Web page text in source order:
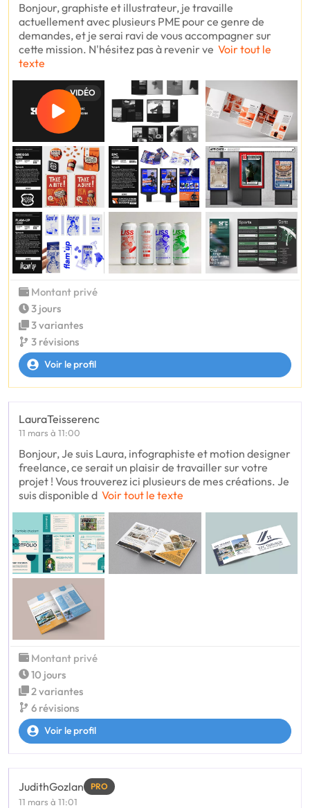
Bonjour, graphiste et illustrateur, je travaille
actuellement avec plusieurs PME pour ce genre de
demandes, et je serai ravi de vous accompagner sur
cette mission. N'hésitez pas à revenir ve Voir tout le
texte
VIDÉO
Montant privé
3 jours
3 variantes
3 révisions
Voir le profil
LauraTeisserenc
11 mars à 11:00
Bonjour, Je suis Laura, infographiste et motion designer
freelance, ce serait un plaisir de travailler sur votre
projet ! Vous trouverez ici plusieurs de mes créations. Je
suis disponible d Voir tout le texte
Montant privé
10 jours
2 variantes
6 révisions
Voir le profil
JudithGozlan PRO
11 mars à 11:01